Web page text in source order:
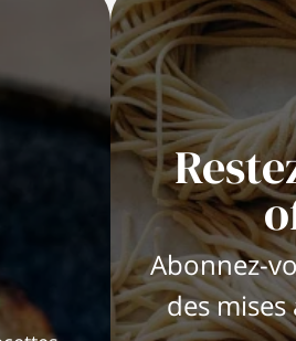
Abonnez-
des